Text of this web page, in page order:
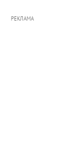
РЕКЛАМА